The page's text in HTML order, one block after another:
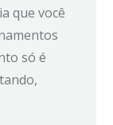
que você
só é